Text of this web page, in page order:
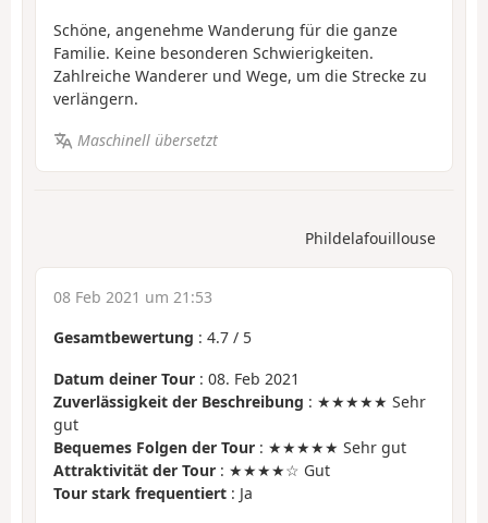
Schöne, angenehme Wanderung für die ganze
Familie. Keine besonderen Schwierigkeiten.
Zahlreiche Wanderer und Wege, um die Strecke zu
verlängern.
Maschinell übersetzt
Phildelafouillouse
08 Feb 2021 um 21:53
Gesamtbewertung : 4.7 / 5
Datum deiner Tour : 08. Feb 2021
Zuverlässigkeit der Beschreibung : ★★★★★ Sehr
gut
Bequemes Folgen der Tour : ★★★★★ Sehr gut
Attraktivität der Tour : ★★★★☆ Gut
Tour stark frequentiert : Ja